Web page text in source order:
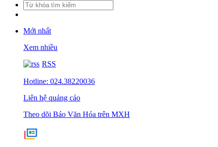
Mới nhất
Xem nhiều
RSS
Hotline: 024.38220036
Liên hệ quảng cáo
Theo dõi Báo Văn Hóa trên MXH